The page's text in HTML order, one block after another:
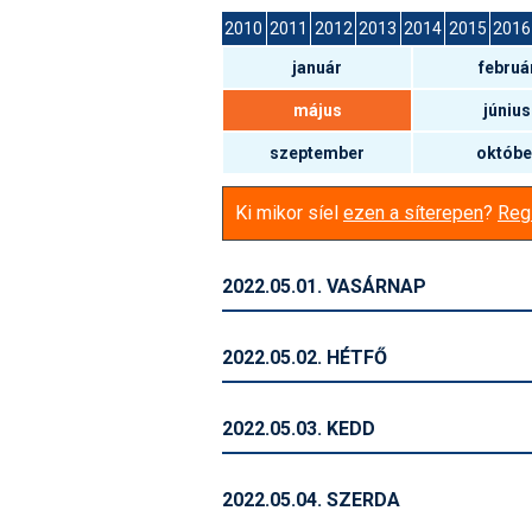
2010 2011 2012 2013 2014 2015 2016
január
május június
szeptember
Ki mikor síel ezen a síterepen?
2022.05.01. VASÁRNAP
2022.05.02. HÉTFŐ
2022.05.03. KEDD
2022.05.04. SZERDA